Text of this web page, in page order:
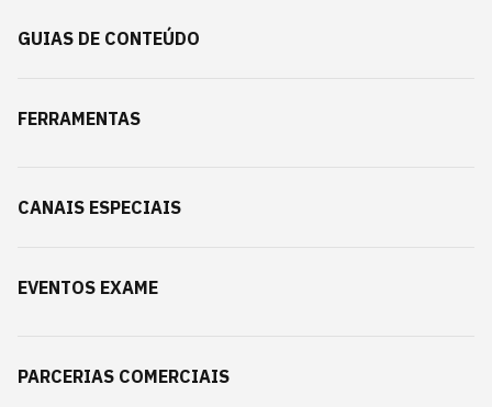
GUIAS DE CONTEÚDO
FERRAMENTAS
CANAIS ESPECIAIS
EVENTOS EXAME
PARCERIAS COMERCIAIS